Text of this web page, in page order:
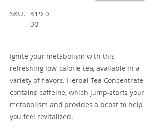
SKU: 319 0
00
Ignite your metabolism with this
refreshing low-calorie tea, available in a
variety of flavors. Herbal Tea Concentrate
contains caffeine, which jump-starts your
metabolism and provides a boost to help
you feel revitalized.